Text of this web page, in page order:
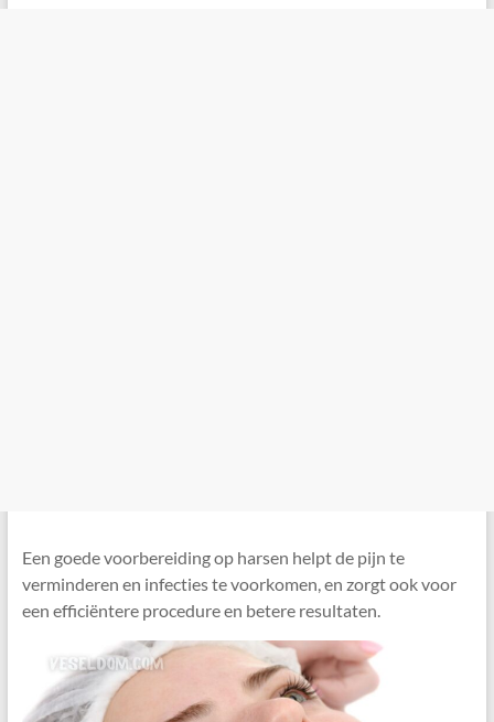
Een goede voorbereiding op harsen helpt de pijn te
verminderen en infecties te voorkomen, en zorgt ook voor
een efficiëntere procedure en betere resultaten.